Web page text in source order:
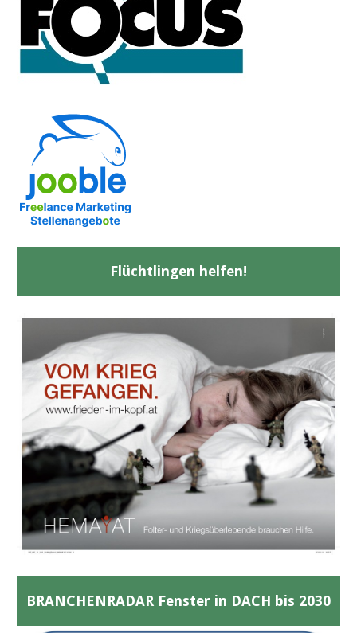
Flüchtlingen helfen!
BRANCHENRADAR Fenster in DACH bis 2030